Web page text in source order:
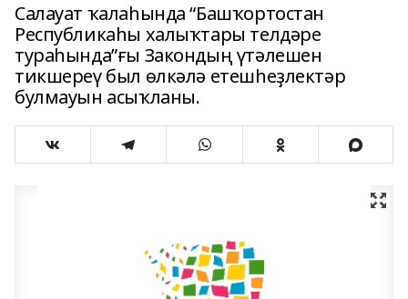
Салауат ҡалаһында “Башҡортостан
Республикаһы халыҡтары телдәре
тураһында”ғы Закондың үтәлешен
тикшереү был өлкәлә етешһеҙлектәр
булмауын асыҡланы.